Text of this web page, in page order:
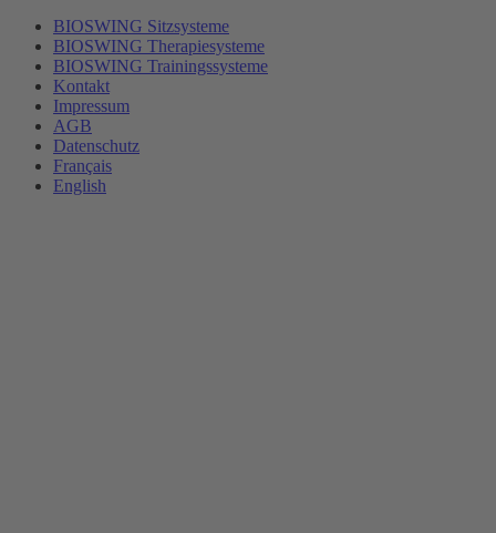
BIOSWING Sitzsysteme
BIOSWING Therapiesysteme
BIOSWING Trainingssysteme
Kontakt
Impressum
AGB
Datenschutz
Français
English